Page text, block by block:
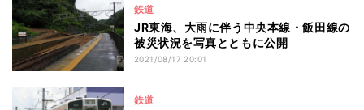
鉄道
JR東海、大雨に伴う中央本線・飯田線の
被災状況を写真とともに公開
2021/08/17 20:01
鉄道